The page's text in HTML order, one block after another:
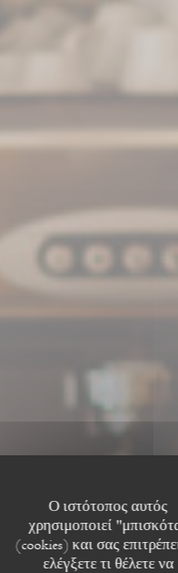
Ο ιστότοπος αυτός
χρησιμοποιεί
(cookies) και σας
ελέγξετε τι θέλετε να